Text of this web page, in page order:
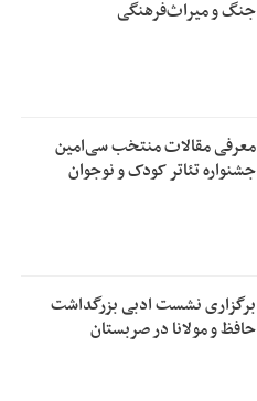
جنگ و میراث‌فرهنگی
معرفی مقالات منتخب سی‌امین
جشنواره تئاتر کودک و نوجوان
برگزاری نشست ادبی بزرگداشت
حافظ و مولانا در صربستان